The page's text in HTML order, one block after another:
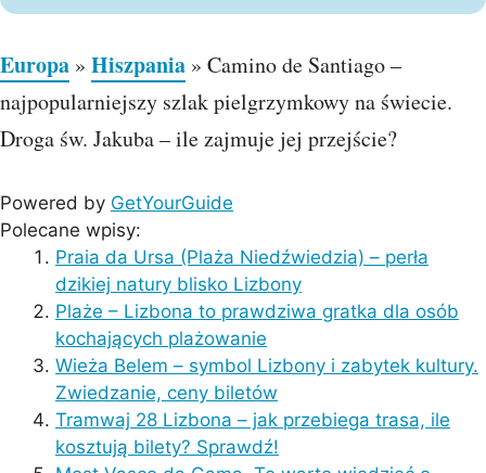
Europa » Hiszpania » Camino de Santiago –
najpopularniejszy szlak pielgrzymkowy na świecie.
Droga św. Jakuba – ile zajmuje jej przejście?
Powered by GetYourGuide
Polecane wpisy:
Praia da Ursa (Plaża Niedźwiedzia) – perła
dzikiej natury blisko Lizbony
Plaże – Lizbona to prawdziwa gratka dla osób
kochających plażowanie
Wieża Belem – symbol Lizbony i zabytek kultury.
Zwiedzanie, ceny biletów
Tramwaj 28 Lizbona – jak przebiega trasa, ile
kosztują bilety? Sprawdź!